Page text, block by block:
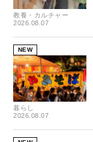
教養・カルチャー
2026.08.07
NEW
暮らし
2026.08.07